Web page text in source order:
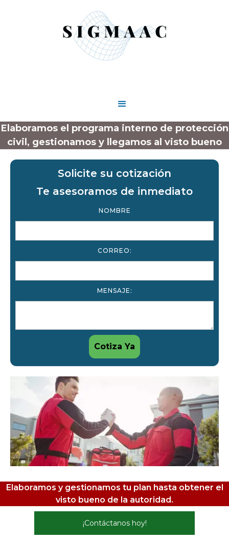
Elaboramos el programa interno de protección
civil, gestionamos y llegamos al visto bueno
Solicite su cotización
Te asesoramos de inmediato
NOMBRE
CORREO:
MENSAJE:
Elaboramos y gestionamos tu plan hasta obtener el
visto bueno de la autoridad.
¡Contáctanos hoy!